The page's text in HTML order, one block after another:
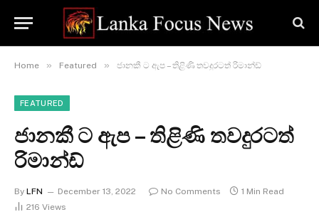
Home » Featured » ජානකී ට ඇප – තිළිණි තවදුරටත් රිමාන්ඩ්
FEATURED
ජානකී ට ඇප – තිළිණි තවදුරටත්
රිමාන්ඩ්
By LFN December 13, 2022 No Comments
1 Min Read
216 Views